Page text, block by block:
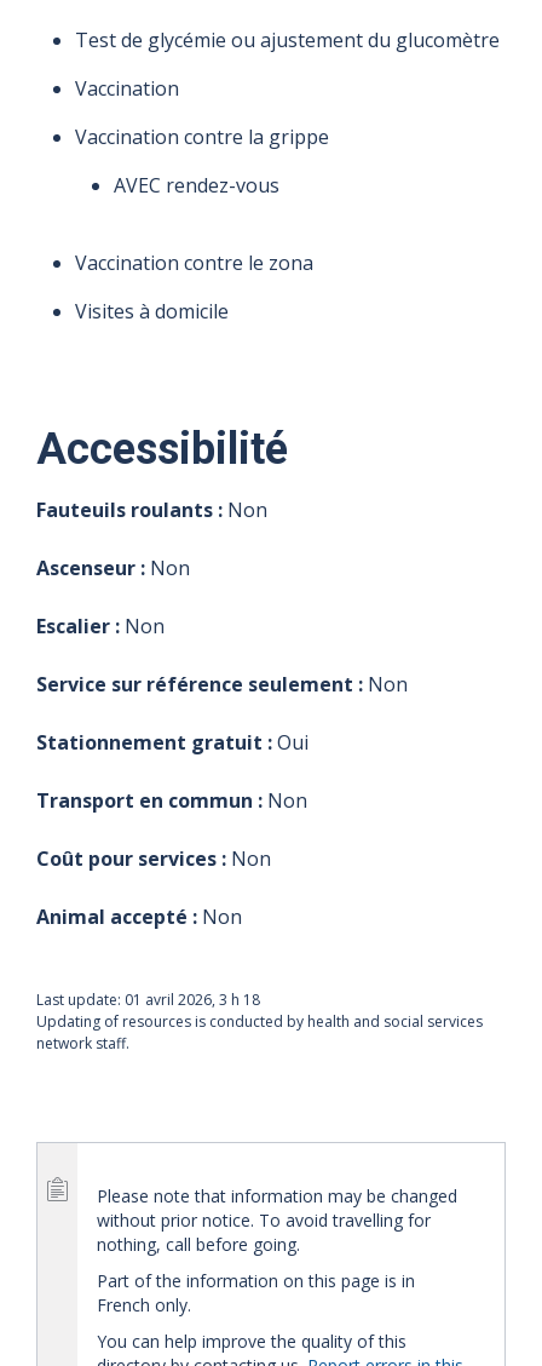
Test de glycémie ou ajustement du glucomètre
Vaccination
Vaccination contre la grippe
AVEC rendez-vous
Vaccination contre le zona
Visites à domicile
Accessibilité
Fauteuils roulants : Non
Ascenseur : Non
Escalier : Non
Service sur référence seulement : Non
Stationnement gratuit :Oui
Transport en commun : Non
Coût pour services : Non
Animal accepté : Non
Last update: 01 avril 2026, 3 h 18
Updating of resources is conducted by health and social services
network staff.
Please note that information may be changed
without prior notice. To avoid travelling for
nothing, call before going.
Part of the information on this page is in
French only.
You can help improve the quality of this